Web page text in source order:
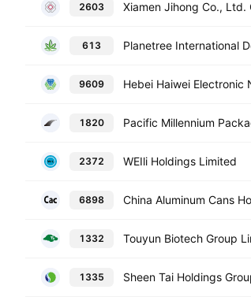
2603
613
9609
1820
2372 WEIli Holdings Limited
6898
1332
1335